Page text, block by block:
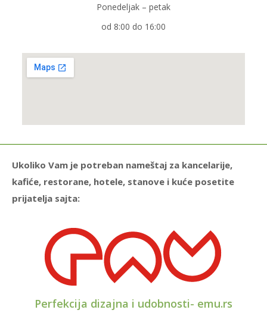
Ponedeljak – petak
od 8:00 do 16:00
Ukoliko Vam je potreban nameštaj za kancelarije,
kafiće, restorane, hotele, stanove i kuće posetite
prijatelja sajta:
Perfekcija dizajna i udobnosti- emu.rs